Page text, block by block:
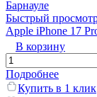
Быстрый
Apple iPhone 17
В корзину
Подробнее
Купить в 1 клик